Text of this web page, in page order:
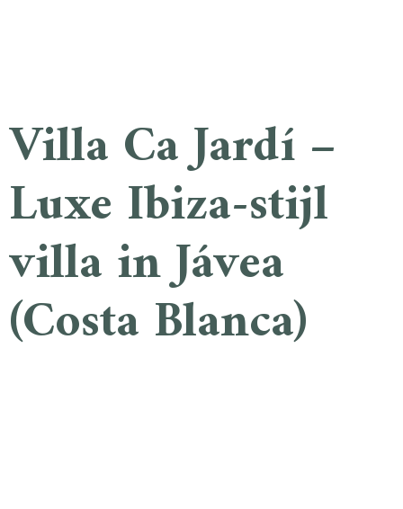
Villa Ca Jardí –
Luxe Ibiza-stijl
villa in Jávea
(Costa Blanca)